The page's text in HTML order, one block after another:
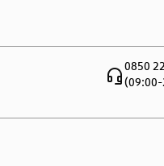
0850